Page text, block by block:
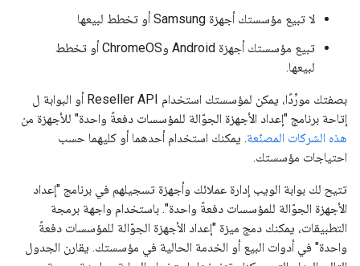
لا تبيع مؤسستك أجهزة Samsung أو تخطط لبيعها
تبيع مؤسستك أجهزة Android وChromeOS أو تخطط
لبيعها.
بصفتك مورِّدًا، يمكن لمؤسستك استخدام Reseller API أو البوابة ل
إتاحة برنامج "إعداد الأجهزة الجوّالة للمؤسسات دفعةً واحدة" للأجهزة من
هذه الشركات المصنّعة. يمكنك استخدام أحدهما أو كليهما حسب
احتياجات مؤسستك.
تتيح لك بوابة الويب إدارة عملائك وأجهزة تسجيلهم في برنامج "إعداد
الأجهزة الجوّالة للمؤسسات دفعةً واحدة". باستخدام واجهة برمجة
التطبيقات، يمكنك دمج ميزة "إعداد الأجهزة الجوّالة للمؤسسات دفعةً
واحدة" في أدوات البيع أو الخدمة الحالية في مؤسستك. يقارن الجدول